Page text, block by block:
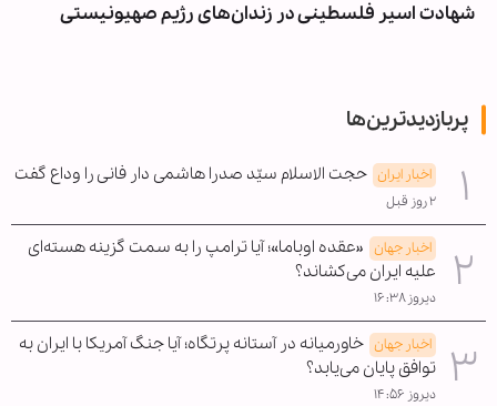
شهادت اسیر فلسطینی در زندان‌های رژیم صهیونیستی
پربازدیدترین‌ها
اخبار ایران حجت الاسلام سیّد صدرا هاشمی دار فانی را وداع گفت
۲ روز قبل
اخبار جهان «عقده اوباما»؛ آیا ترامپ را به سمت گزینه هسته‌ای
علیه ایران می‌کشاند؟
دیروز ۱۶:۳۸
اخبار جهان خاورمیانه در آستانه پرتگاه؛ آیا جنگ آمریکا با ایران به
توافق پایان می‌یابد؟
دیروز ۱۴:۵۶